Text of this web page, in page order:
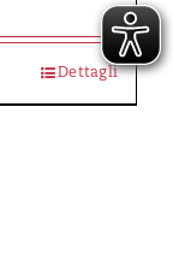
Dettagli